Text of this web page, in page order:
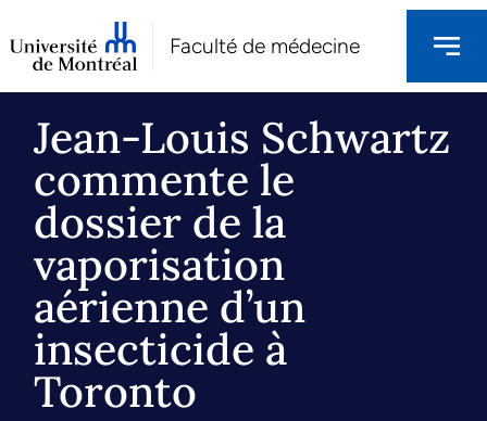
Faculté de médecine
Jean-Louis Schwartz
commente le
dossier de la
vaporisation
aérienne d’un
insecticide à
Toronto